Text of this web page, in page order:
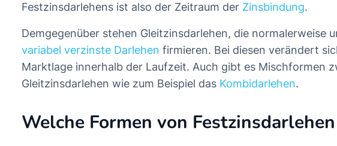
Festzinsdarlehens ist also der Zeitraum der Zinsbindung.
Demgegenüber stehen Gleitzinsdarlehen, die normalerweise
variabel verzinste Darlehen firmieren. Bei diesen verändert
Marktlage innerhalb der Laufzeit. Auch gibt es Mischformen
Gleitzinsdarlehen wie zum Beispiel das Kombidarlehen.
Welche Formen von